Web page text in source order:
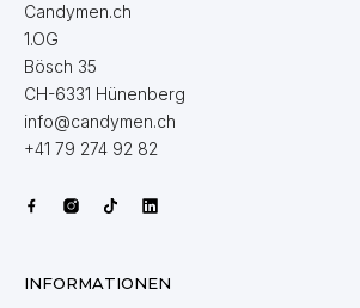
Candymen.ch
1.OG
Bösch 35
CH-6331 Hünenberg
info@candymen.ch
+41 79 274 92 82
INFORMATIONEN